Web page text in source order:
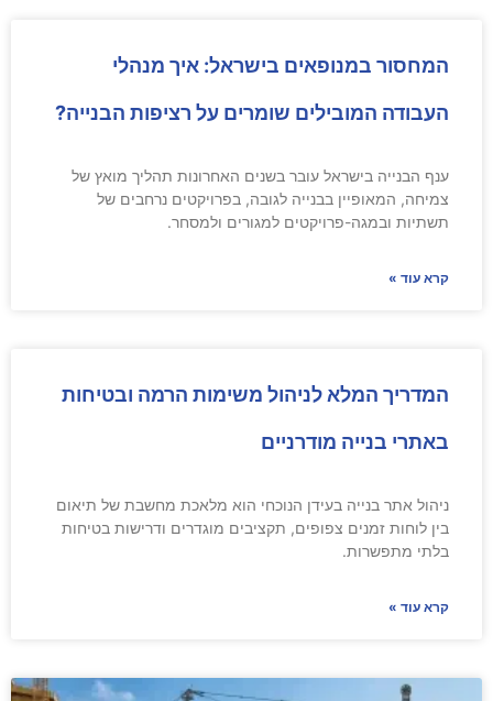
המחסור במנופאים בישראל: איך מנהלי
העבודה המובילים שומרים על רציפות הבנייה?
ענף הבנייה בישראל עובר בשנים האחרונות תהליך מואץ של
צמיחה, המאופיין בבנייה לגובה, בפרויקטים נרחבים של
תשתיות ובמגה-פרויקטים למגורים ולמסחר.
קרא עוד »
המדריך המלא לניהול משימות הרמה ובטיחות
באתרי בנייה מודרניים
ניהול אתר בנייה בעידן הנוכחי הוא מלאכת מחשבת של תיאום
בין לוחות זמנים צפופים, תקציבים מוגדרים ודרישות בטיחות
בלתי מתפשרות.
קרא עוד »